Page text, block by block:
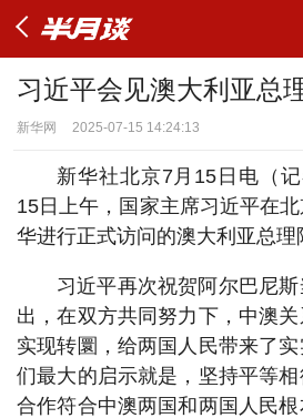
习近平会见澳大利亚总
新华网 2025-07-15 14:24:13
新华社北京7月15日电（
15日上午，国家主席习近平在
华进行正式访问的澳大利亚总理
习近平再次祝贺阿尔巴尼
出，在双方共同努力下，中澳关
实现转圜，给两国人民带来了
们最大的启示就是，坚持平等
合作符合中澳两国和两国人民